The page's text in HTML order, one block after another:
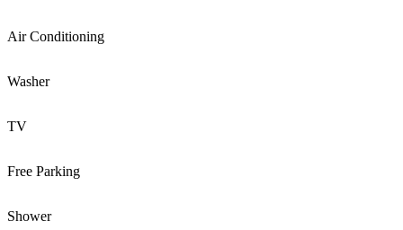
Air Conditioning
Washer
TV
Free Parking
Shower